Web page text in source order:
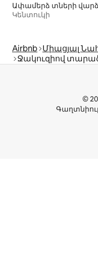
Կենտուկի
Airbnb Միացյալ
Ջակուզիով
©